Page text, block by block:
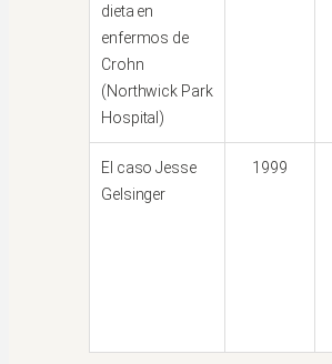
dieta en
enfermos de
Crohn
(Northwick Park
Hospital)
El caso Jesse
Gelsinger
1999